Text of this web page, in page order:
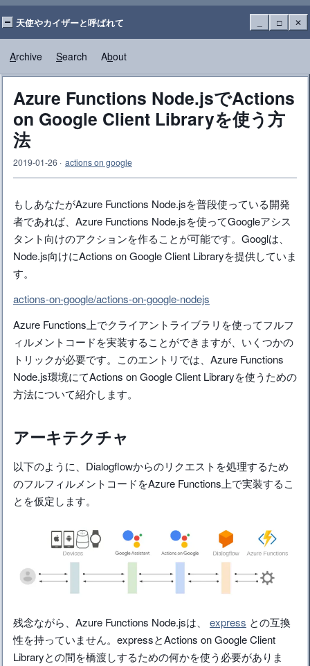
天使やカイザーと呼ばれて □ ✕
Archive Search About
Azure Functions Node.jsでActions
on Google Client Libraryを使う方
法
2019-01-26 · actions on google
もしあなたがAzure Functions Node.jsを普段使っている開発
者であれば、Azure Functions Node.jsを使ってGoogleアシス
タント向けのアクションを作ることが可能です。Googlは、
Node.js向けにActions on Google Client Libraryを提供していま
す。
actions-on-google/actions-on-google-nodejs
Azure Functions上でクライアントライブラリを使ってフルフ
ィルメントコードを実装することができますが、いくつかの
トリックが必要です。このエントリでは、Azure Functions
Node.js環境にてActions on Google Client Libraryを使うための
方法について紹介します。
アーキテクチャ
以下のように、Dialogflowからのリクエストを処理するため
のフルフィルメントコードをAzure Functions上で実装するこ
とを仮定します。
残念ながら、Azure Functions Node.jsは、 express との互換
性を持っていません。expressとActions on Google Client
Libraryとの間を橋渡しするための何かを使う必要がありま